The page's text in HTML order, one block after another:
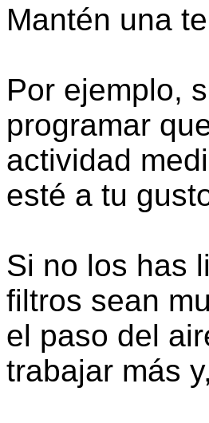
Mantén una
Por ejemplo,
programar
actividad
esté a tu
Si no los has
filtros sean
el paso del
trabajar más